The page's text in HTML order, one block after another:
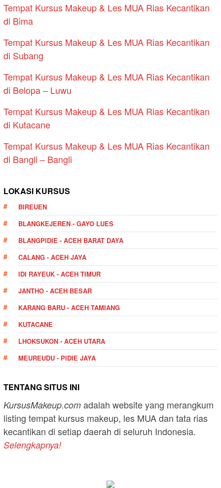
Tempat Kursus Makeup & Les MUA Rias Kecantikan
di Bima
Tempat Kursus Makeup & Les MUA Rias Kecantikan
di Subang
Tempat Kursus Makeup & Les MUA Rias Kecantikan
di Belopa – Luwu
Tempat Kursus Makeup & Les MUA Rias Kecantikan
di Kutacane
Tempat Kursus Makeup & Les MUA Rias Kecantikan
di Bangli – Bangli
LOKASI KURSUS
BIREUEN
BLANGKEJEREN - GAYO LUES
BLANGPIDIE - ACEH BARAT DAYA
CALANG - ACEH JAYA
IDI RAYEUK - ACEH TIMUR
JANTHO - ACEH BESAR
KARANG BARU - ACEH TAMIANG
KUTACANE
LHOKSUKON - ACEH UTARA
MEUREUDU - PIDIE JAYA
TENTANG SITUS INI
KursusMakeup.com adalah website yang merangkum
listing tempat kursus makeup, les MUA dan tata rias
kecantikan di setiap daerah di seluruh Indonesia.
Selengkapnya!